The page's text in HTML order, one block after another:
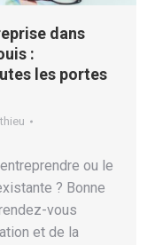
dans
:
les portes
ou le
? Bonne
vous
et de la